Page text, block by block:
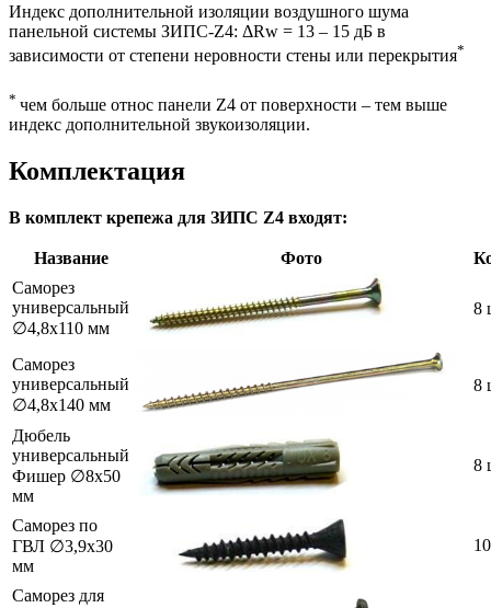
Индекс дополнительной изоляции воздушного шума
панельной системы ЗИПС-Z4: ΔRw = 13 – 15 дБ в
зависимости от степени неровности стены или перекрытия*
* чем больше относ панели Z4 от поверхности – тем выше
индекс дополнительной звукоизоляции.
Комплектация
В комплект крепежа для ЗИПС Z4 входят:
Название Фото
Саморез
универсальный
∅4,8х110 мм
8
Саморез
универсальный
∅4,8х140 мм
8
Дюбель
универсальный
Фишер ∅8х50
мм
8
Саморез по
ГВЛ ∅3,9х30
мм
Саморез для